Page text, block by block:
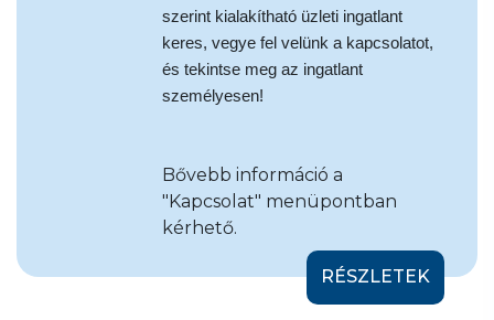
szerint kialakítható üzleti ingatlant
keres, vegye fel velünk a kapcsolatot,
és tekintse meg az ingatlant
személyesen!
Bővebb információ a
"Kapcsolat" menüpontban
kérhető.
RÉSZLETEK